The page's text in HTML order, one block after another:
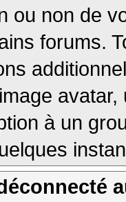
ou non de
forums.
à un